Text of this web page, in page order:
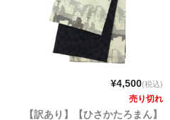
¥4,500(税込)
売り切れ
【訳あり】【ひさかたろまん】